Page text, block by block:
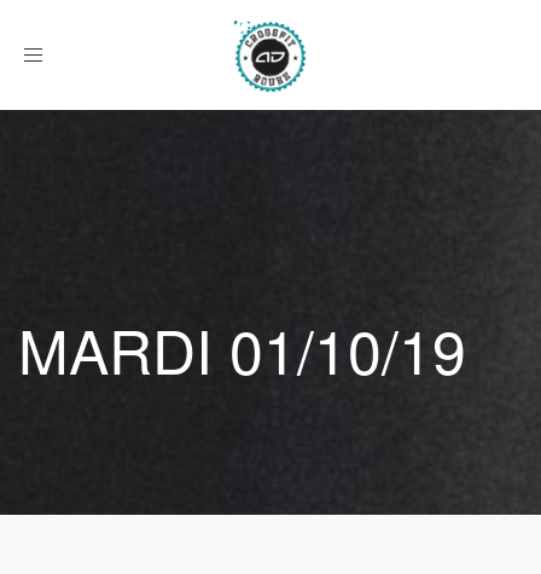
Afficher
MARDI 01/10/19